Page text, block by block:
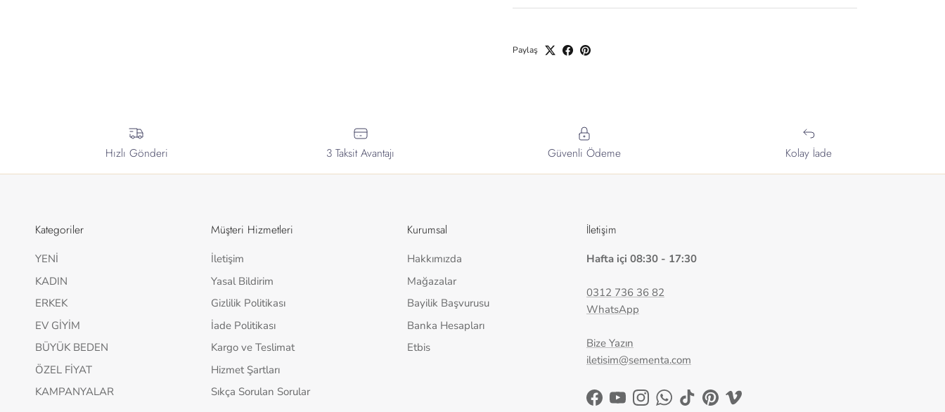
Paylaş
Hızlı Gönderi 3 Taksit Avantajı Güvenli Ödeme Kolay İade
Kategoriler
YENİ
KADIN
ERKEK
EV GİYİM
BÜYÜK BEDEN
ÖZEL FİYAT
KAMPANYALAR
Müşteri Hizmetleri
İletişim
Yasal Bildirim
Gizlilik Politikası
İade Politikası
Kargo ve Teslimat
Hizmet Şartları
Sıkça Sorulan Sorular
Kurumsal
Hakkımızda
Mağazalar
Bayilik Başvurusu
Banka Hesapları
Etbis
İletişim
Hafta içi 08:30 - 17:30
0312 736 36 82
WhatsApp
Bize Yazın
iletisim@sementa.com
Facebook
YouTubeInstagramWhatsApp
TikTokPinterestVimeo